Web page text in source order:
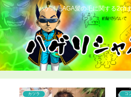
ハゲ薄毛AGA髪の毛に関する2ch
こどおじ・ニート